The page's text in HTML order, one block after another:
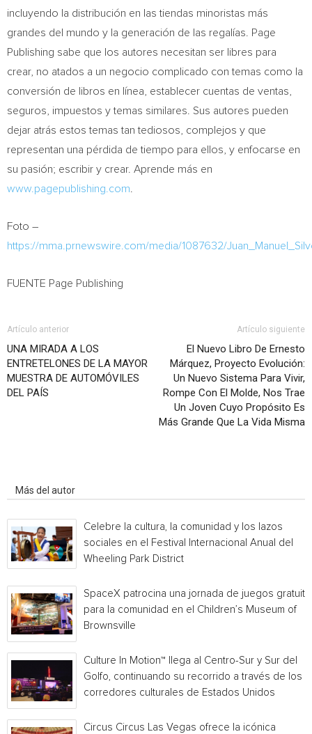
incluyendo la distribución en las tiendas minoristas más
grandes del mundo y la generación de las regalías. Page
Publishing sabe que los autores necesitan ser libres para
crear, no atados a un negocio complicado con temas como la
conversión de libros en línea, establecer cuentas de ventas,
seguros, impuestos y temas similares. Sus autores pueden
dejar atrás estos temas tan tediosos, complejos y que
representan una pérdida de tiempo para ellos, y enfocarse en
su pasión; escribir y crear. Aprende más en
www.pagepublishing.com
Foto –
https://mma.prnewswire.com/media/1087632/
FUENTE Page Publishing
Artículo anterior
UNA MIRADA A LOS
ENTRETELONES DE LA MAYOR
MUESTRA DE AUTOMÓVILES
DEL PAÍS
Artículo siguiente
El Nuevo Libro De Ernesto
Márquez, Proyecto Evolución:
Un Nuevo Sistema Para Vivir,
Rompe Con El Molde, Nos Trae
Un Joven Cuyo Propósito Es
Más Grande Que La Vida Misma
Más del autor
Celebre la cultura, la comunidad y los lazos
sociales en el Festival Internacional Anual del
Wheeling Park District
SpaceX patrocina una jornada de juegos gratuita
para la comunidad en el Children’s Museum of
Brownsville
Culture In Motion™ llega al Centro-Sur y Sur del
Golfo, continuando su recorrido a través de los
corredores culturales de Estados Unidos
Circus Circus Las Vegas ofrece la icónica